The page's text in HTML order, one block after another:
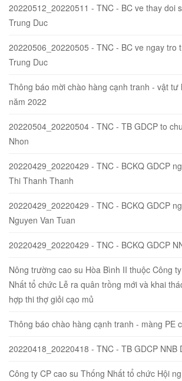
20220512_20220511 - TNC - BC ve thay doi
Trung Duc
20220506_20220505 - TNC - BC ve ngay tro
Trung Duc
Thông báo mời chào hàng cạnh tranh - vật tư
năm 2022
20220504_20220504 - TNC - TB GDCP to
Nhon
20220429_20220429 - TNC - BCKQ GDCP
Thi Thanh Thanh
20220429_20220429 - TNC - BCKQ GDCP
Nguyen Van Tuan
20220429_20220429 - TNC - BCKQ GDCP
Nông trường cao su Hòa Bình II thuộc Công
Nhất tổ chức Lễ ra quân trồng mới và khai
hợp thi thợ giỏi cạo mủ
Thông báo chào hàng cạnh tranh - màng PE
20220418_20220418 - TNC - TB GDCP NNB
Công ty CP cao su Thống Nhất tổ chức Hội